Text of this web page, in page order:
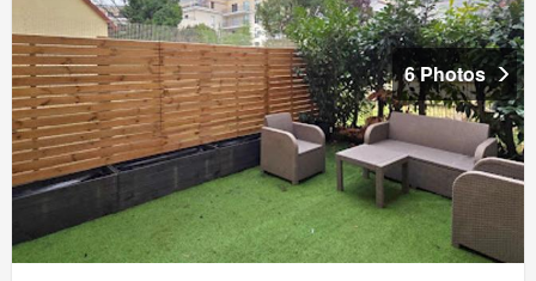
6 Photos